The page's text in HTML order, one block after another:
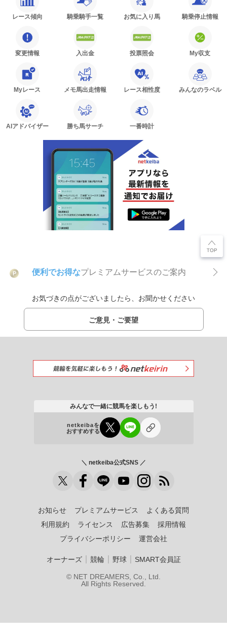
レース傾向 騎乗騎手一覧 お気に入り馬 騎乗停止情報
変更情報 入出金 投票照会 My収支
Myレース メモ馬出走情報 レース相性度 みんなのラベル
AIアドバイザー 勝ち馬サーチ 一番時計
P 便利でお得なプレミアムサービスのご案内
お気づきの点がございましたら、お聞かせください
ご意見・ご要望
みんなで一緒に競馬を楽しもう!
netkeibaを
おすすめする
＼ netkeiba公式SNS ／
お知らせ プレミアムサービス
よくある質問
利用規約
ライセンス 広告募集
採用情報
プライバシーポリシー
運営会社
オーナーズ｜ 競輪 野球｜ SMART会員証
© NET DREAMERS, Co., Ltd.
All Rights Reserved.